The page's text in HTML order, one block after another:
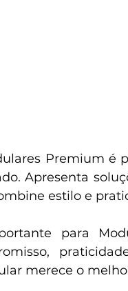
Premium é
Apresenta
estilo e
para
merece o